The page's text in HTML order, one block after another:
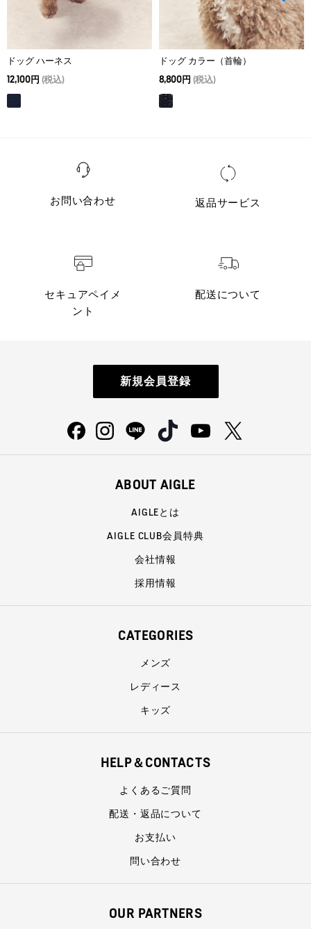
ドッグ ハーネス
12,100円 (税込)
ドッグ カラー（首輪）
8,800円 (税込)
お問い合わせ 返品サービス
セキュアペイメ
ント
配送について
新規会員登録
ABOUT AIGLE
AIGLEとは
AIGLE CLUB会員特典
会社情報
採用情報
CATEGORIES
メンズ
レディース
キッズ
HELP＆CONTACTS
よくあるご質問
配送・返品について
お支払い
問い合わせ
OUR PARTNERS